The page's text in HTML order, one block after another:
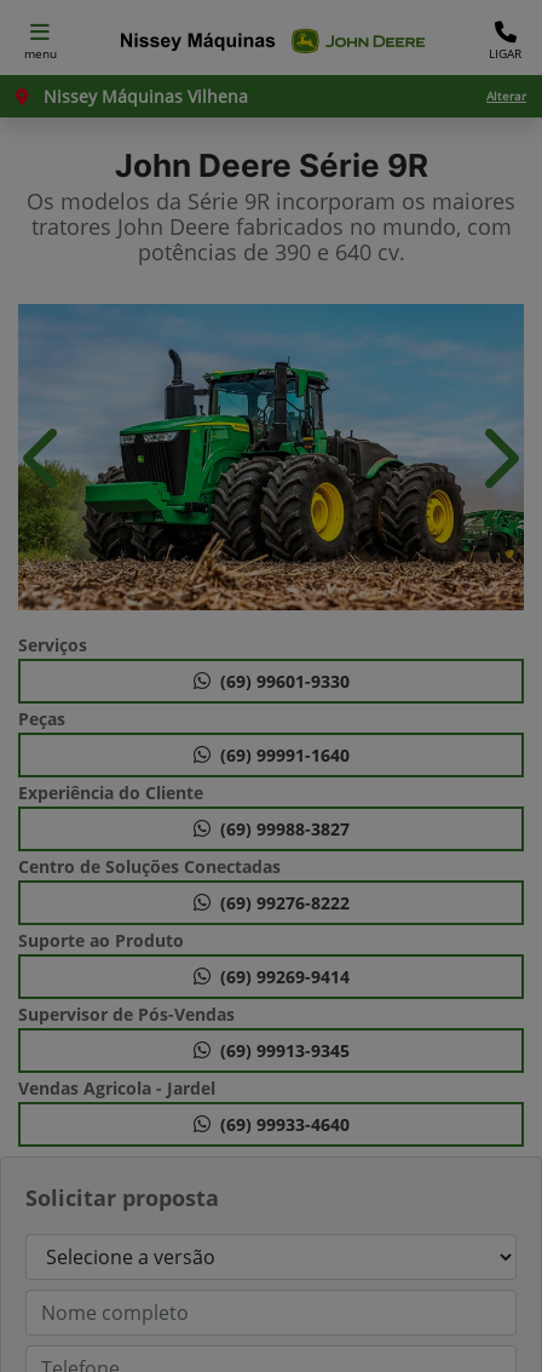
menu LIGAR
Nissey Máquinas Vilhena Alterar
John Deere Série 9R
Os modelos da Série 9R incorporam os maiores
tratores John Deere fabricados no mundo, com
potências de 390 e 640 cv.
Solicitar proposta
Anterior
Serviços
(69) 99601-9330
Peças
(69) 99991-1640
Experiência do Cliente
(69) 99988-3827
Centro de Soluções Conectadas
(69) 99276-8222
Suporte ao Produto
(69) 99269-9414
Supervisor de Pós-Vendas
(69) 99913-9345
Vendas Agricola - Jardel
(69) 99933-4640